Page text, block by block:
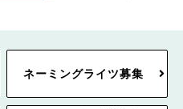
ネーミングライツ募集